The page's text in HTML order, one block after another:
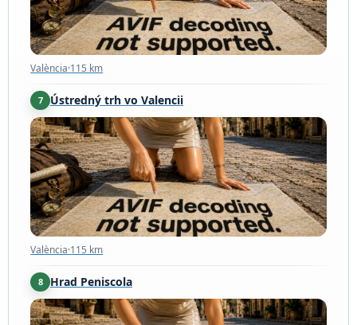
València·115 km
7 Ústredný trh vo Valencii
València·115 km
València·115 km
8 Hrad Peniscola
Peñíscola·129 km